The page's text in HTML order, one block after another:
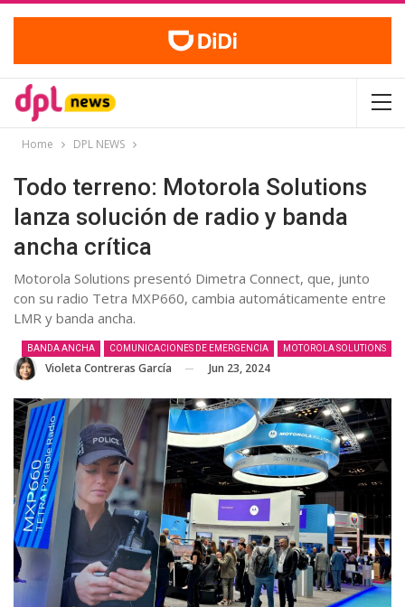
Home DPL NEWS
Todo terreno: Motorola Solutions
lanza solución de radio y banda
ancha crítica
Motorola Solutions presentó Dimetra Connect, que, junto
con su radio Tetra MXP660, cambia automáticamente entre
LMR y banda ancha.
BANDA ANCHA COMUNICACIONES DE EMERGENCIA MOTOROLA SOLUTIONS
Violeta Contreras García Jun 23, 2024